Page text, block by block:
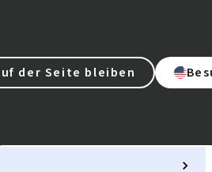
der Seite bleiben
Unsere MarkenUnsere Marken